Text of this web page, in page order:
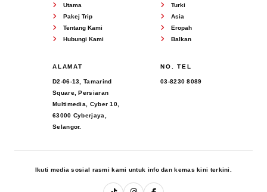
Utama
Pakej Trip
Tentang Kami
Hubungi Kami
Turki
Asia
Eropah
Balkan
ALAMAT
D2-06-13, Tamarind
Square, Persiaran
Multimedia, Cyber 10,
63000 Cyberjaya,
Selangor.
NO. TEL
03-8230 8089
Ikuti media sosial rasmi kami untuk info dan kemas kini terkini.